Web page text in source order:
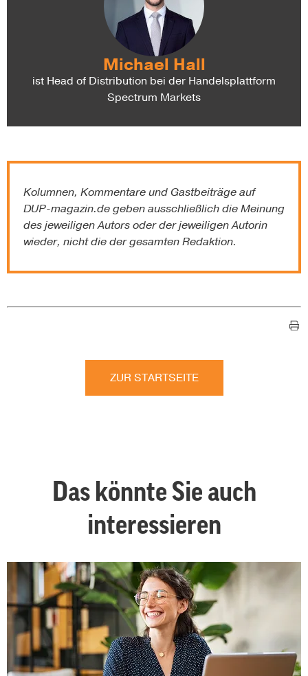
Michael Hall
ist Head of Distribution bei der Handelsplattform
Spectrum Markets
Kolumnen, Kommentare und Gastbeiträge auf
DUP-magazin.degeben ausschließlich die Meinung
des jeweiligen Autors oder der jeweiligen Autorin
wieder, nicht die der gesamten Redaktion.
ZUR STARTSEITE
Das könnte Sie auch
interessieren